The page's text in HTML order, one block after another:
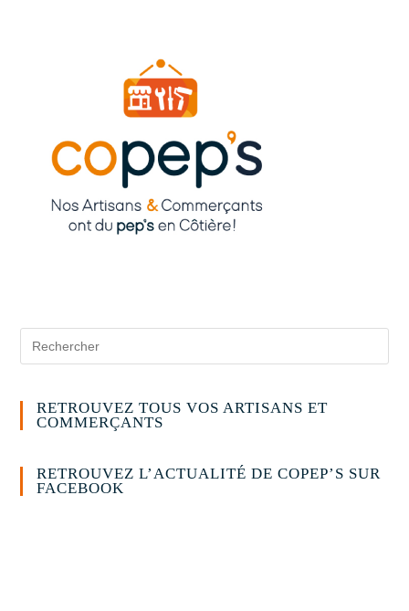
RETROUVEZ TOUS VOS ARTISANS ET
COMMERÇANTS
RETROUVEZ L’ACTUALITÉ DE COPEP’S SUR
FACEBOOK